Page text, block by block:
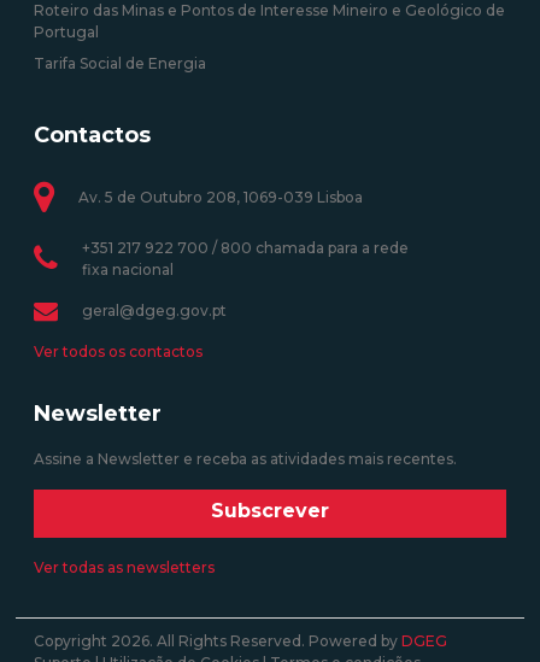
Roteiro das Minas e Pontos de Interesse Mineiro e Geológico de
Portugal
Tarifa Social de Energia
Contactos
Av. 5 de Outubro 208, 1069-039 Lisboa
+351 217 922 700 / 800 chamada para a rede
fixa nacional
geral@dgeg.gov.pt
Ver todos os contactos
Newsletter
Assine a Newsletter e receba as atividades mais recentes.
Subscrever
Ver todas as newsletters
Copyright 2026. All Rights Reserved. Powered byDGEG